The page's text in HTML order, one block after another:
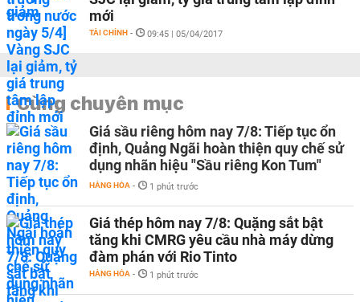
mới
TÀI CHÍNH - 09:45 | 05/04/2017
Cùng chuyên mục
Giá sầu riêng hôm nay 7/8: Tiếp tục ổn
định, Quảng Ngãi hoàn thiện quy chế sử
dụng nhãn hiệu "Sầu riêng Kon Tum"
HÀNG HÓA - 1 phút trước
Giá thép hôm nay 7/8: Quặng sắt bật
tăng khi CMRG yêu cầu nhà máy dừng
đàm phán với Rio Tinto
HÀNG HÓA - 1 phút trước